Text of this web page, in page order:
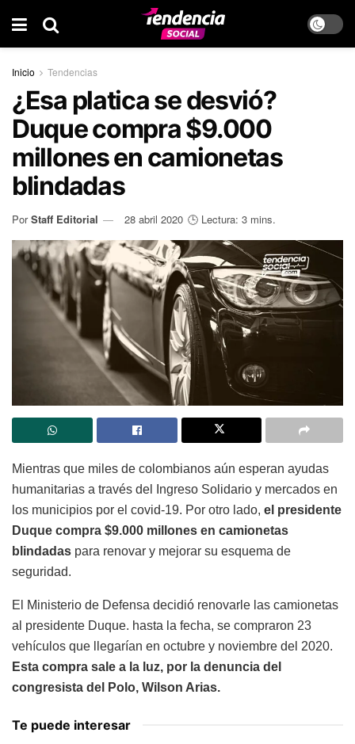
Inicio Tendencias
¿Esa platica se desvió?
Duque compra $9.000
millones en camionetas
blindadas
Por Staff Editorial 28 abril 2020 🕒 Lectura: 3 mins.
Mientras que miles de colombianos aún esperan ayudas
humanitarias a través del Ingreso Solidario y mercados en
los municipios por el covid-19. Por otro lado, el presidente
Duque compra $9.000 millones en camionetas
blindadas para renovar y mejorar su esquema de
seguridad.
El Ministerio de Defensa decidió renovarle las camionetas
al presidente Duque. hasta la fecha, se compraron 23
vehículos que llegarían en octubre y noviembre del 2020.
Esta compra sale a la luz, por la denuncia del
congresista del Polo, Wilson Arias.
Te puede interesar